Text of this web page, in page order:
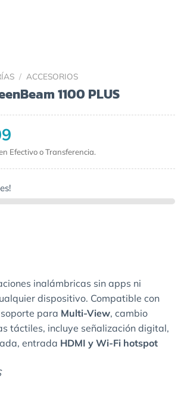
/ ACCESORIOS
1100 PLUS
Efectivo o Transferencia.
inalámbricas sin apps ni
dispositivo. Compatible con
soporte para Multi-View, cambio
táctiles, incluye señalización digital,
entrada HDMI y Wi-Fi hotspot